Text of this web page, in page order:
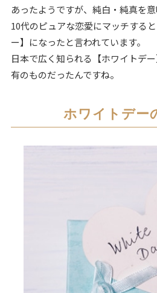
あったようですが、純白・純真を意
10代のピュアな恋愛にマッチする
ー】になったと言われています。
日本で広く知られる【ホワイトデ
有のものだったんですね。
ホワイトデー